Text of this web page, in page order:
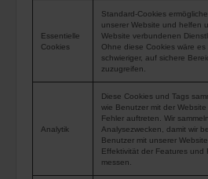
Essentielle
Cookies
Standard-Cookies
unserer Website und helfen
Website verbundenen
Ohne diese Cookies wäre
schwieriger, auf sichere
zuzugreifen.
Analytik
Diese Cookies und Tags
wie Benutzer mit der
Fehler auftreten. Wir
Analysezwecken, damit wir
Benutzer mit unserer
Effektivität der Features und
messen.